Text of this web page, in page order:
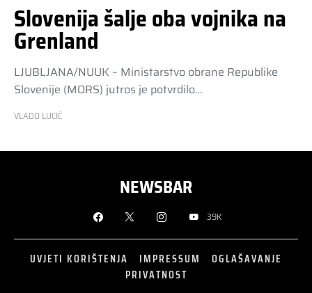
Slovenija šalje oba vojnika na
Grenland
LJUBLJANA/NUUK – Ministarstvo obrane Republike
Slovenije (MORS) jutros je potvrdilo…
VLADO LUCIĆ
NEWSBAR
39K
UVJETI KORIŠTENJA IMPRESSUM
OGLAŠAVANJE
PRIVATNOST